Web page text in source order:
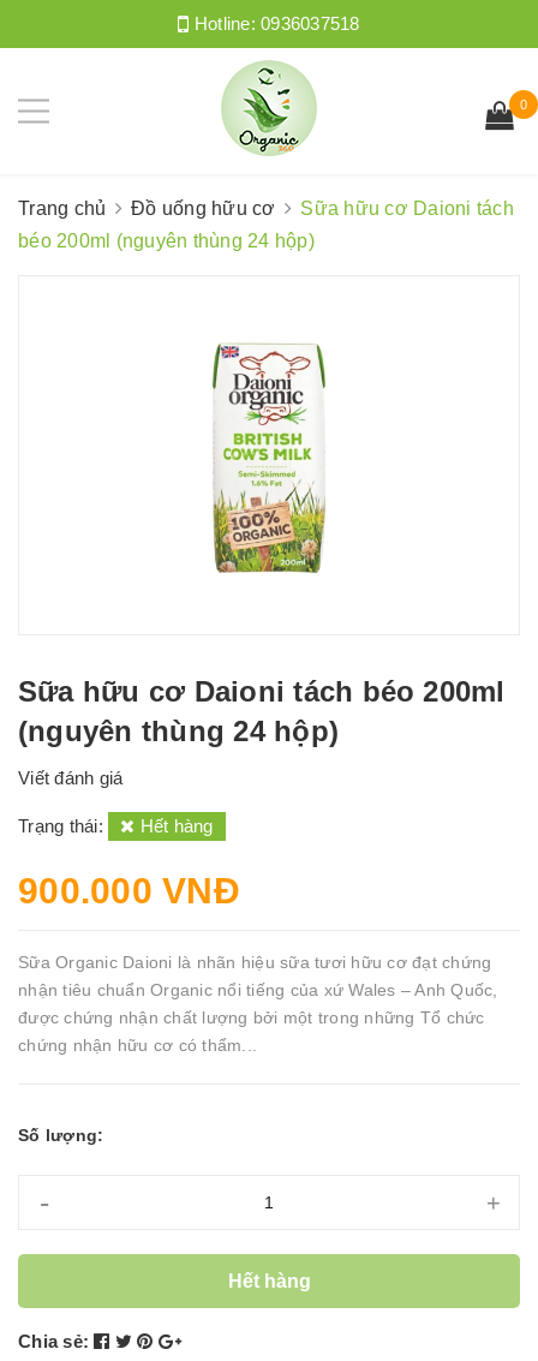
Hotline:0936037518
0
Trang chủ Đồ uống hữu cơ
Sữa hữu cơ Daioni tách
béo 200ml (nguyên thùng 24 hộp)
Sữa hữu cơ Daioni tách béo 200ml
(nguyên thùng 24 hộp)
Viết đánh giá
Trạng thái: Hết hàng
900.000 VNĐ
Sữa Organic Daioni là nhãn hiệu sữa tươi hữu cơ đạt chứng
nhận tiêu chuẩn Organic nổi tiếng của xứ Wales – Anh Quốc,
được chứng nhận chất lượng bởi một trong những Tổ chức
chứng nhận hữu cơ có thẩm...
Số lượng:
- +
Hết hàng
Chia sẻ: